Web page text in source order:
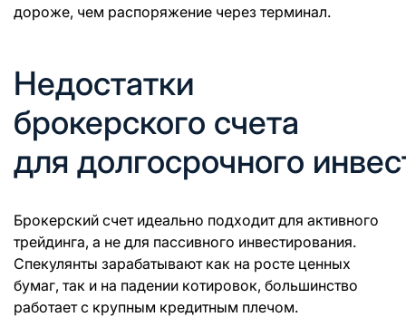
дороже, чем распоряжение через терминал.
Недостатки
брокерского счета
для долгосрочного
Брокерский счет идеально подходит для активного
трейдинга, а не для пассивного инвестирования.
Спекулянты зарабатывают как на росте ценных
бумаг, так и на падении котировок, большинство
работает с крупным кредитным плечом.